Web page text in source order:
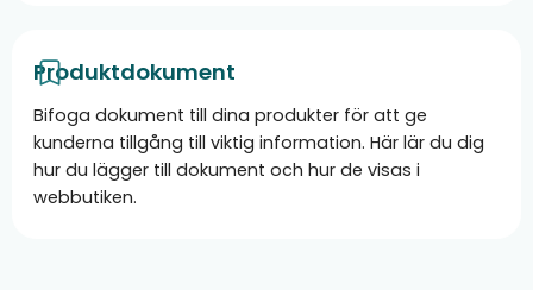
Produktdokument
Bifoga dokument till dina produkter för att ge
kunderna tillgång till viktig information. Här lär du dig
hur du lägger till dokument och hur de visas i
webbutiken.